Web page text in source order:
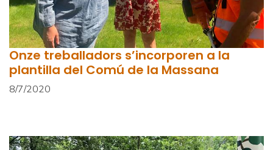
Onze treballadors s’incorporen a la
plantilla del Comú de la Massana
8/7/2020